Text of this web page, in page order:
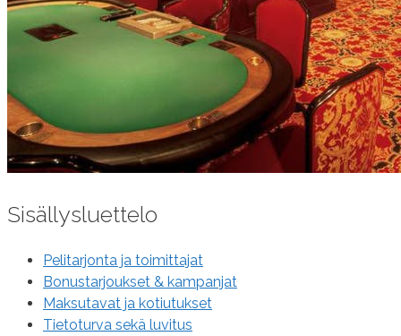
Sisällysluettelo
Pelitarjonta ja toimittajat
Bonustarjoukset & kampanjat
Maksutavat ja kotiutukset
Tietoturva sekä luvitus